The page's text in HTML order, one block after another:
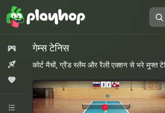
गेम
सभी गेम्स
लोकप्रिय
सभी श्रेणियां
गेम्स टेनिस
कोर्ट मैचों, ग्रैंड स्लैम और रैली एक्शन से भरे मुफ्त